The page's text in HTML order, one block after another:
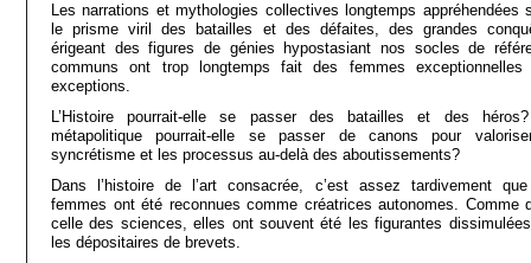
Les narrations et mythologies collectives longtemps appréhendées
le prisme viril des batailles et des défaites, des grandes
érigeant des figures de génies hypostasiant nos socles de
communs ont trop longtemps fait des femmes exceptionnelles
exceptions.
L’Histoire pourrait-elle se passer des batailles et des
métapolitique pourrait-elle se passer de canons pour
syncrétisme et les processus au-delà des aboutissements?
Dans l’histoire de l’art consacrée, c’est assez tardivement
femmes ont été reconnues comme créatrices autonomes. Comme
celle des sciences, elles ont souvent été les figurantes
les dépositaires de brevets.